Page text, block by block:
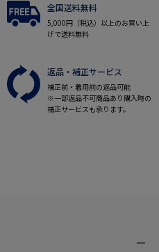
全国送料無料
5,000円（税込）以上のお買い上
げで送料無料
返品・補正サービス
補正前・着用前の返品可能
※一部返品不可商品あり購入時の
補正サービスも承ります。